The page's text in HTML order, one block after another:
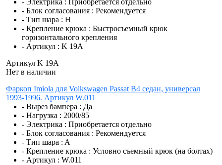
- Электрика : Приобретается отдельно
- Блок согласования : Рекомендуется
- Тип шара : H
- Крепление крюка : Быстросъемный крюк
горизонтального крепления
- Артикул : K 19A
Артикул K 19A
Нет в наличии
Фаркоп Imiola для Volkswagen Passat B4 седан, универсал
1993-1996. Артикул W.011
- Вырез бампера : Да
- Нагрузка : 2000/85
- Электрика : Приобретается отдельно
- Блок согласования : Рекомендуется
- Тип шара : A
- Крепление крюка : Условно съемный крюк (на болтах)
- Артикул : W.011